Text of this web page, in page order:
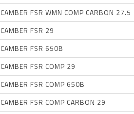
CAMBER FSR WMN COMP CARBON 27.5
CAMBER FSR 29
CAMBER FSR 650B
CAMBER FSR COMP 29
CAMBER FSR COMP 650B
CAMBER FSR COMP CARBON 29